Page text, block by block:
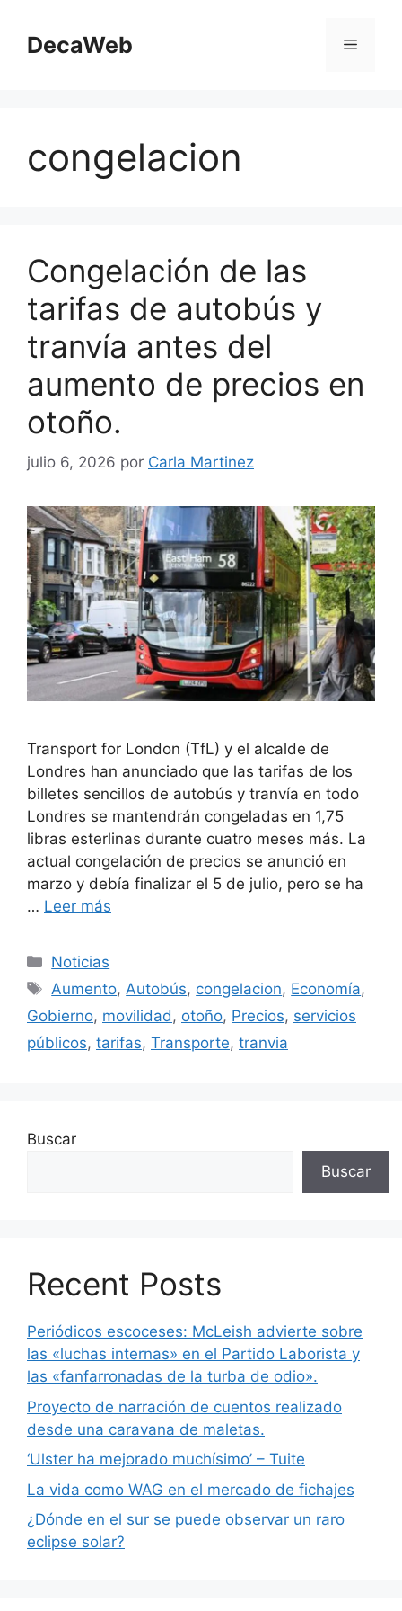
contenido
DecaWeb Menú
congelacion
Congelación de las
tarifas de autobús y
tranvía antes del
aumento de precios en
otoño.
julio 6, 2026 por Carla Martinez
Transport for London (TfL) y el alcalde de
Londres han anunciado que las tarifas de los
billetes sencillos de autobús y tranvía en todo
Londres se mantendrán congeladas en 1,75
libras esterlinas durante cuatro meses más. La
actual congelación de precios se anunció en
marzo y debía finalizar el 5 de julio, pero se ha
… Leer más
Categorías
Noticias
Etiquetas
Aumento,Autobús, congelacion, Economía,
Gobierno, movilidad, otoño, Precios, servicios
públicos, tarifas, Transporte, tranvia
Buscar
Buscar
Recent Posts
Periódicos escoceses: McLeish advierte sobre
las «luchas internas» en el Partido Laborista y
las «fanfarronadas de la turba de odio».
Proyecto de narración de cuentos realizado
desde una caravana de maletas.
‘Ulster ha mejorado muchísimo’ – Tuite
La vida como WAG en el mercado de fichajes
¿Dónde en el sur se puede observar un raro
eclipse solar?